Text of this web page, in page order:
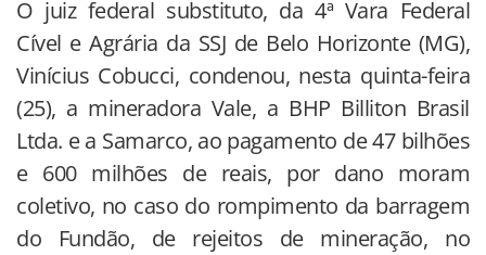
O juiz federal substituto, da 4ª Vara Federal
Cível e Agrária da SSJ de Belo Horizonte (MG),
Vinícius Cobucci, condenou, nesta quinta-feira
(25), a mineradora Vale, a BHP Billiton Brasil
Ltda. e a Samarco, ao pagamento de 47 bilhões
e 600 milhões de reais, por dano moram
coletivo, no caso do rompimento da barragem
do Fundão, de rejeitos de mineração, no